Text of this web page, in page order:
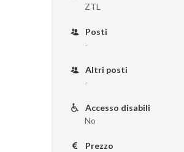
ZTL
Posti
-
Altri posti
-
Accesso disabili
No
Prezzo